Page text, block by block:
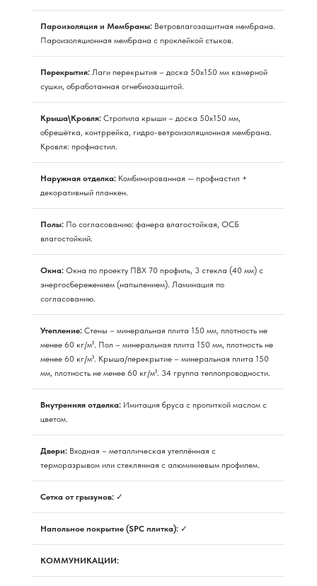
Пароизоляция и Мембраны: Ветровлагозащитная мембрана.
Пароизоляционная мембрана с проклейкой стыков.
Перекрытия: Лаги перекрытия – доска 50х150 мм камерной
сушки, обработанная огнебиозащитой.
Крыша\Кровля: Стропила крыши – доска 50х150 мм,
обрешётка, контррейка, гидро-ветроизоляционная мембрана.
Кровля: профнастил.
Наружная отделка: Комбинированная — профнастил +
декоративный планкен.
Полы: По согласованию: фанера влагостойкая, ОСБ
влагостойкий.
Окна: Окна по проекту ПВХ 70 профиль, 3 стекла (40 мм) с
энергосбережением (напылением). Ламинация по
согласованию.
Утепление: Стены – минеральная плита 150 мм, плотность не
менее 60 кг/м³. Пол – минеральная плита 150 мм, плотность не
менее 60 кг/м³. Крыша/перекрытие – минеральная плита 150
мм, плотность не менее 60 кг/м³. 34 группа теплопроводности.
Внутренняя отделка: Имитация бруса с пропиткой маслом с
цветом.
Двери: Входная – металлическая утеплённая с
терморазрывом или стеклянная с алюминиевым профилем.
Сетка от грызунов: ✓
Напольное покрытие (SPC плитка): ✓
КОММУНИКАЦИИ: